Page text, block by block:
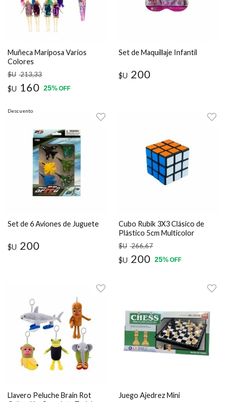
Muñeca Mariposa Varios
Colores
$U 213,33
$U 160 25%OFF
Set de Maquillaje Infantil
$U 200
Descuento
Set de 6 Aviones de Juguete
$U 200
Cubo Rubik 3X3 Clásico de
Plástico 5cm Multicolor
$U 266,67
$U 200 25%OFF
Llavero Peluche Brain Rot
Juego Ajedrez Mini